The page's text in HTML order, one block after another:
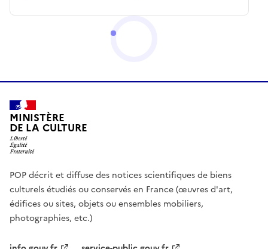
MINISTÈRE
DE LA CULTURE
POP décrit et diffuse des notices scientifiques de biens
culturels étudiés ou conservés en France (œuvres d'art,
édifices ou sites, objets ou ensembles mobiliers,
photographies, etc.)